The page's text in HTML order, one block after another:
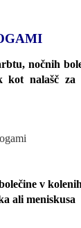
nočnih
kot nalašč za
v
ali meniskusa